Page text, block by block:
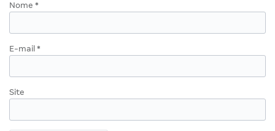
Nome *
E-mail *
Site